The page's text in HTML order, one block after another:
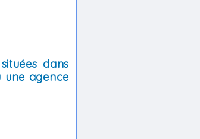
dans
agence